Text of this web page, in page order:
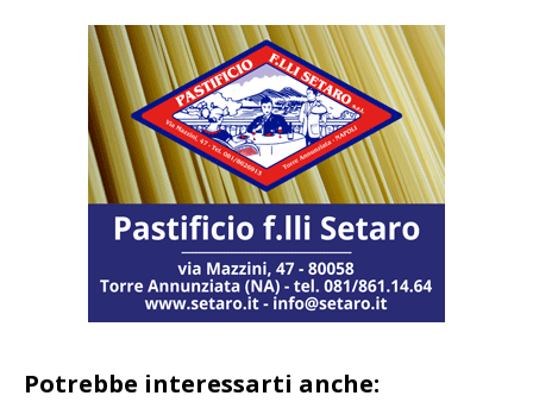
Potrebbe interessarti anche: